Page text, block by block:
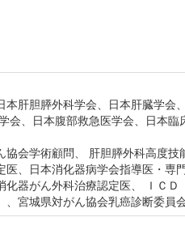
肝胆膵外科学会、日本肝臓学会
会、日本腹部救急医学会、日本臨
会学術顧問、 肝胆膵外科高度技
、日本消化器病学会指導医・専
器がん外科治療認定医、 ＩＣ
宮城県対がん協会乳癌診断委員